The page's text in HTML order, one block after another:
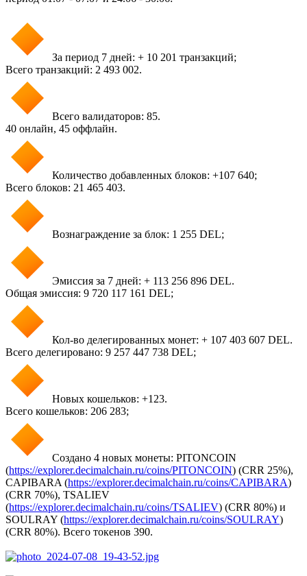
За период 7 дней: + 10 201 транзакций;
Всего транзакций: 2 493 002.
Всего валидаторов: 85.
40 онлайн, 45 оффлайн.
Количество добавленных блоков: +107 640;
Всего блоков: 21 465 403.
Вознаграждение за блок: 1 255 DEL;
Эмиссия за 7 дней: + 113 256 896 DEL.
Общая эмиссия: 9 720 117 161 DEL;
Кол-во делегированных монет: + 107 403 607 DEL.
Всего делегировано: 9 257 447 738 DEL;
Новых кошельков: +123.
Всего кошельков: 206 283;
Создано 4 новых монеты: PITONCOIN
(https://explorer.decimalchain.ru/coins/PITONCOIN) (CRR 25%),
CAPIBARA (https://explorer.decimalchain.ru/coins/CAPIBARA)
(CRR 70%), TSALIEV
(https://explorer.decimalchain.ru/coins/TSALIEV) (CRR 80%) и
SOULRAY (https://explorer.decimalchain.ru/coins/SOULRAY)
(CRR 80%). Всего токенов 390.